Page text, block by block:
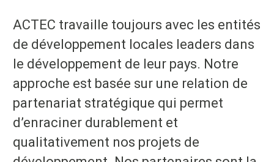
ACTEC travaille toujours avec les entités
de développement locales leaders dans
le développement de leur pays. Notre
approche est basée sur une relation de
partenariat stratégique qui permet
d’enraciner durablement et
qualitativement nos projets de